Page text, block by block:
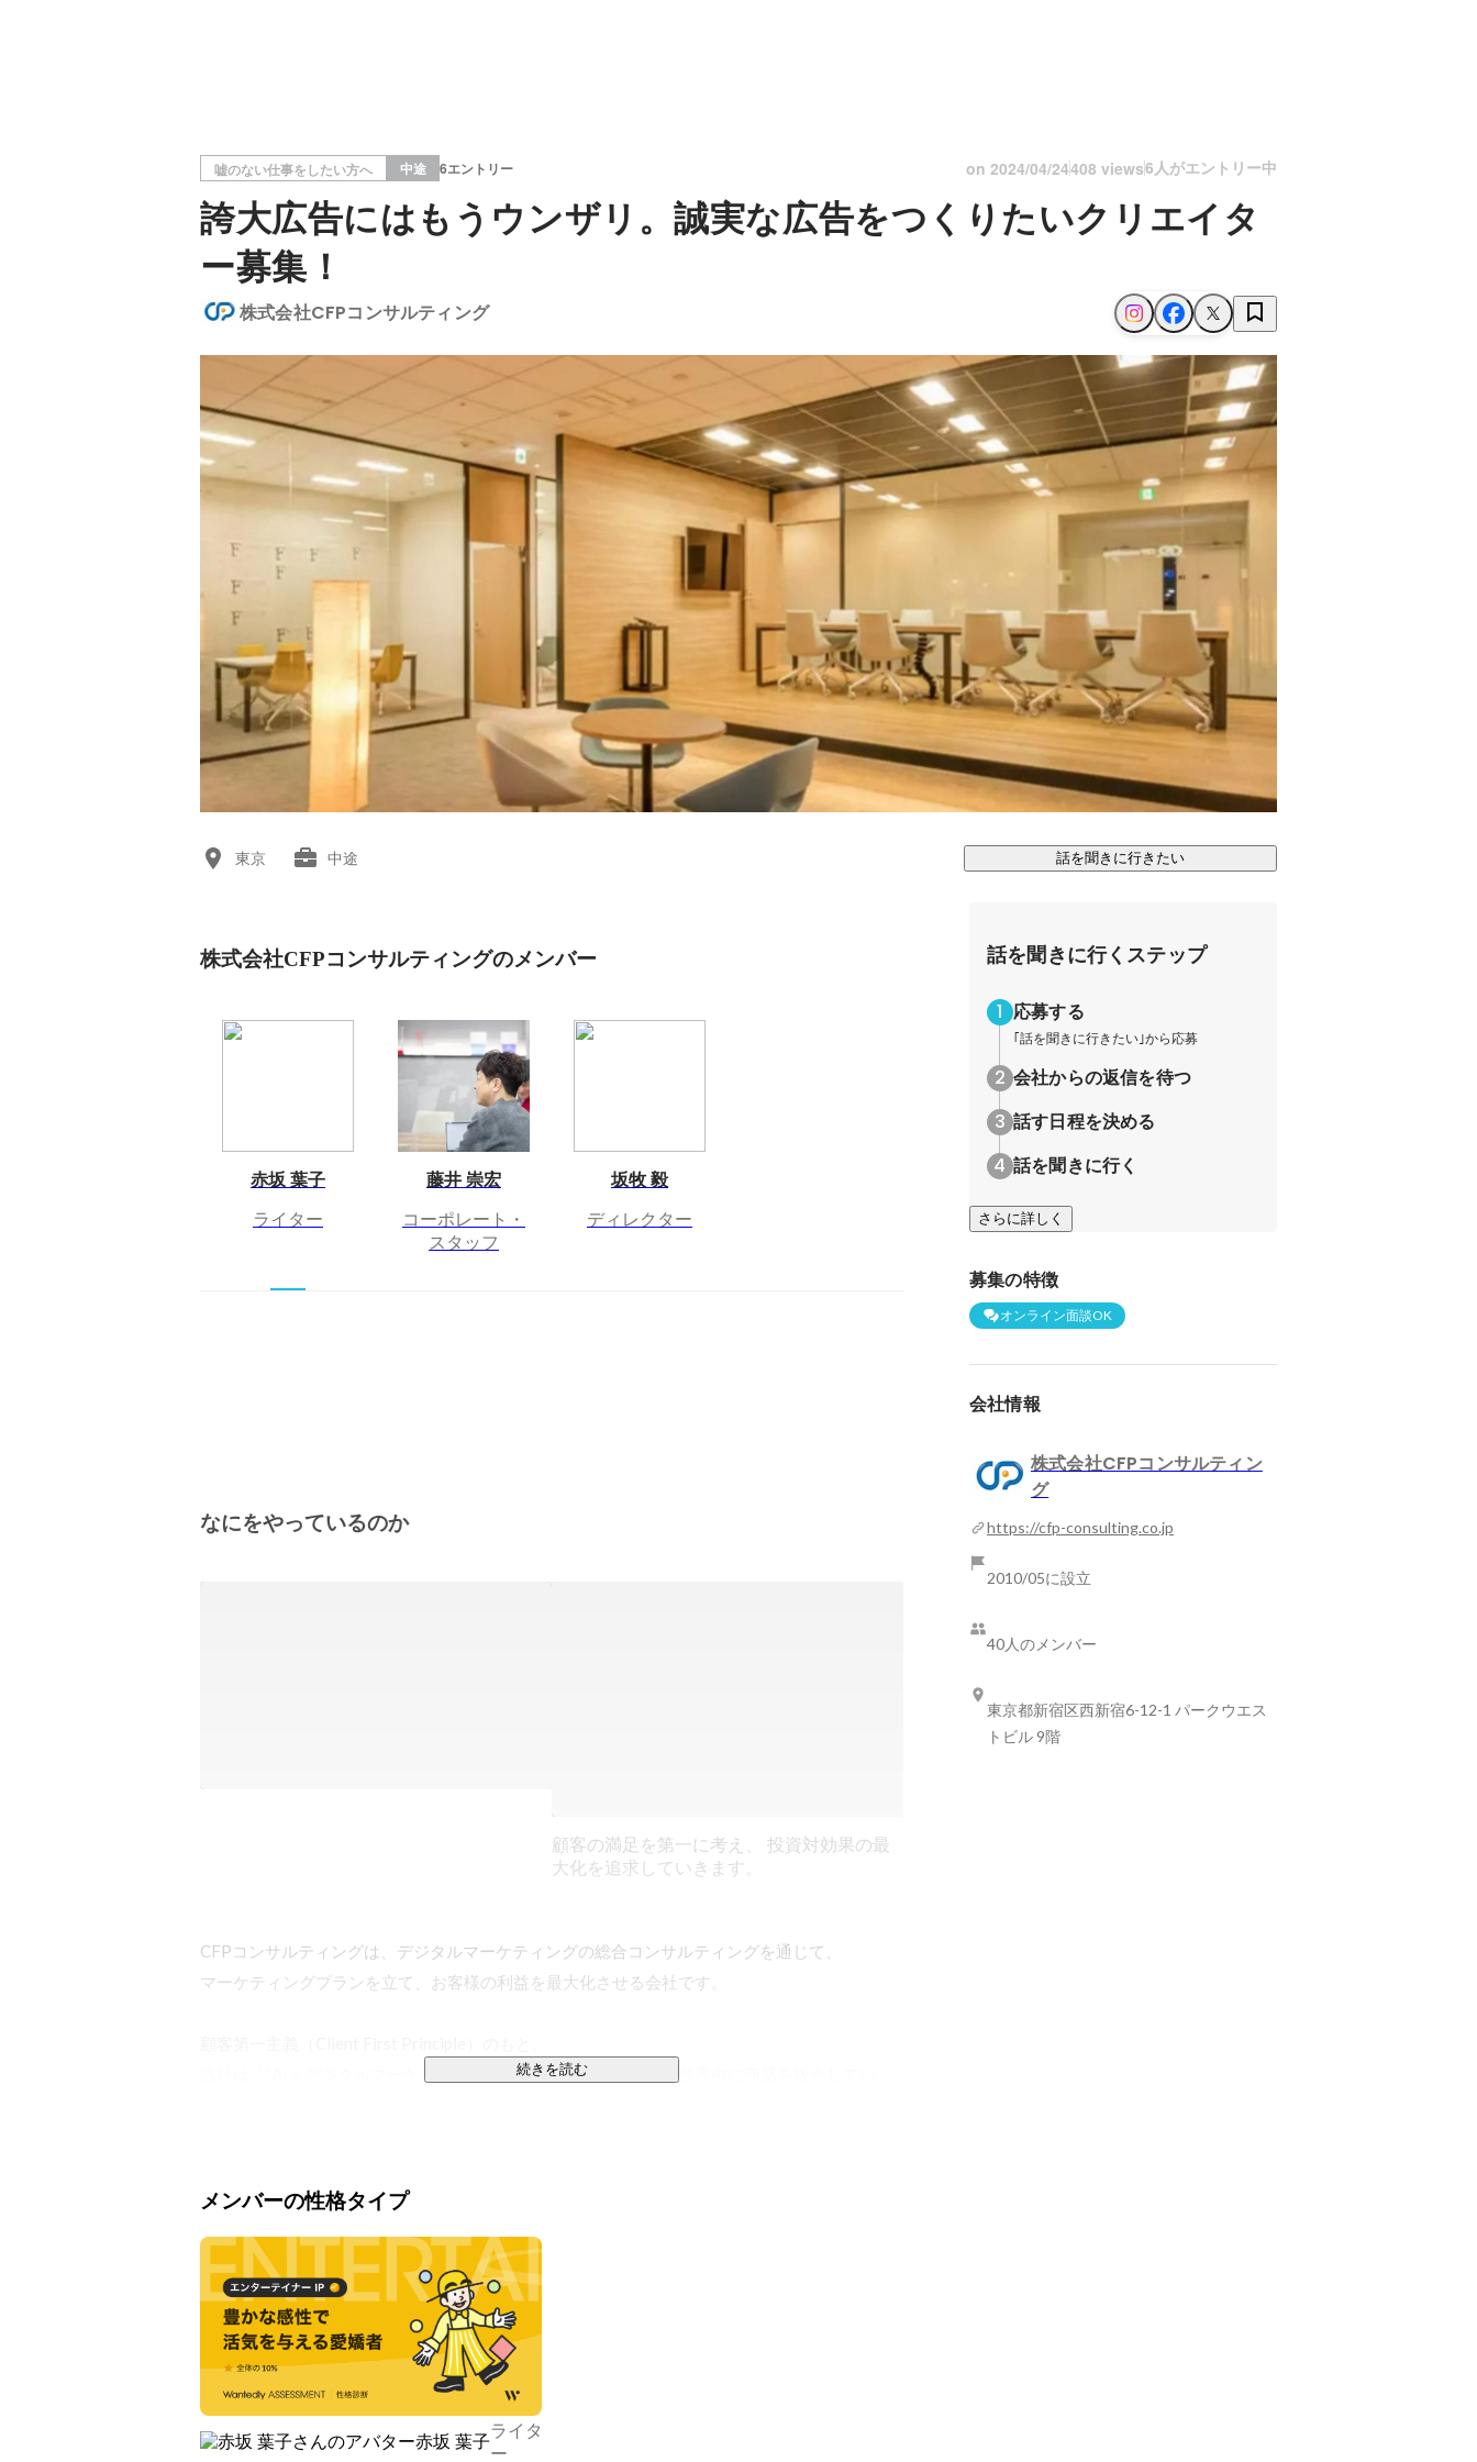
嘘のない仕事をしたい方へ 中途 6エントリー on 2024/04/24408 views6人がエントリー中
誇大広告にはもうウンザリ。誠実な広告をつくりたいクリエイタ
ー募集！
株式会社CFPコンサルティング
東京 中途 話を聞きに行きたい
株式会社CFPコンサルティングのメンバー
赤坂 葉子
ライター
藤井 崇宏
コーポレート・
スタッフ
坂牧 毅
ディレクター
なにをやっているのか
顧客の満足を第一に考え、 投資対効果の最
大化を追求していきます。
CFPコンサルティングは、デジタルマーケティングの総合コンサルティングを通じて、
マーケティングプランを立て、お客様の利益を最大化させる会社です。
当社は「”AI × デジタルマーケティング”の力で”地方の中小企業が世界中に商品を販売してい
【ミッション】
【ビジョン】
「AI × デジタルマーケティング」の力で「地方の中小企業が世界中に商品を販売していく」を
「あたりまえ」に
【バリュー】
Value01 ターゲティング・広告クリエイティブ・リンク先の「三位一体」
続きを読む
メンバーの性格タイプ
赤坂 葉子
ライタ
ー
話を聞きに行くステップ
応募する
｢話を聞きに行きたい｣から応募
会社からの返信を待つ
話す日程を決める
話を聞きに行く
さらに詳しく
募集の特徴
オンライン面談OK
会社情報
株式会社CFPコンサルティン
グ
https://cfp-consulting.co.jp
2010/05に設立
40人のメンバー
東京都新宿区西新宿6-12-1 パークウエス
トビル 9階